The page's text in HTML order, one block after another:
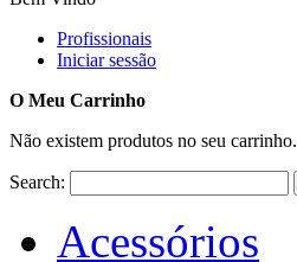
Profissionais
Iniciar sessão
O Meu Carrinho
Não existem produtos no seu carrinho.
Search:
Acessórios